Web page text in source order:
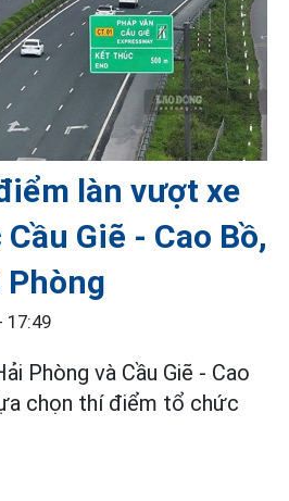
làn vượt xe
Giẽ - Cao Bồ,
Phòng
17:49
Phòng và Cầu Giẽ - Cao
chọn thí điểm tổ chức